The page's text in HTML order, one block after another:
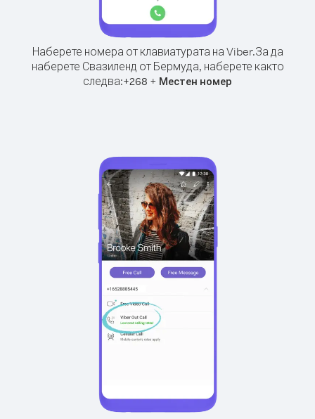
Наберете номера от клавиатурата на Viber.За да
наберете Свазиленд от Бермуда, наберете както
следва:+268 + Местен номер